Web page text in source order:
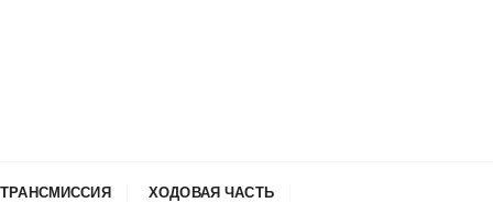
ТРАНСМИССИЯ ХОДОВАЯ ЧАСТЬ